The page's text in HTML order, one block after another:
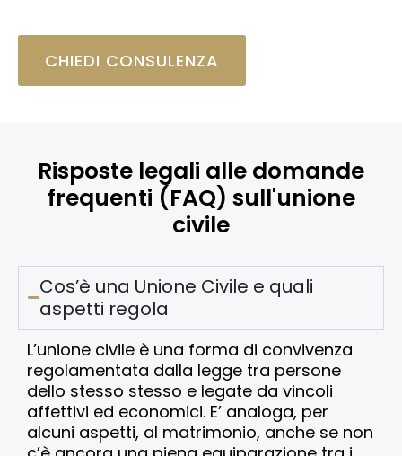
CHIEDI CONSULENZA
Risposte legali alle domande
frequenti (FAQ) sull'unione
civile
Cos’è una Unione Civile e quali
aspetti regola
L’unione civile è una forma di convivenza
regolamentata dalla legge tra persone
dello stesso stesso e legate da vincoli
affettivi ed economici. E’ analoga, per
alcuni aspetti, al matrimonio, anche se non